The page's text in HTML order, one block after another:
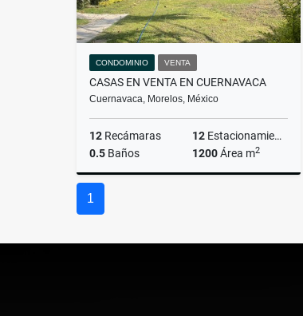
CONDOMINIO VENTA
CASAS EN VENTA EN CUERNAVACA
Cuernavaca, Morelos, México
12 Recámaras 12 Estacionamiento
0.5 Baños 1200Área m2
1